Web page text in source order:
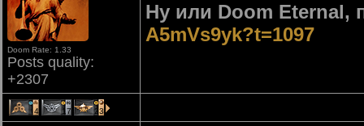
Doom Rate: 1.33
Posts quality:
+2307
Ну или Doom Eternal,
A5mVs9yk?t=1097
4 17 23